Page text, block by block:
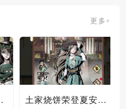
更多+
洗脑夏安！ 土家烧饼荣登夏安必吃榜？烧饼西施摇身成流量网红！